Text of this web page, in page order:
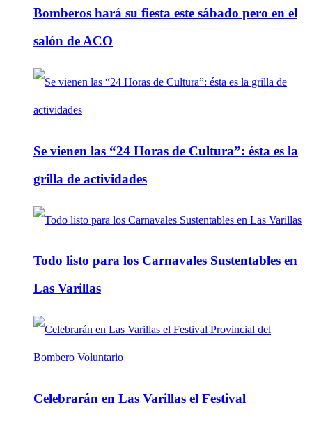
Bomberos hará su fiesta este sábado pero en el
salón de ACO
Se vienen las “24 Horas de Cultura”: ésta es la
grilla de actividades
Todo listo para los Carnavales Sustentables en
Las Varillas
Celebrarán en Las Varillas el Festival